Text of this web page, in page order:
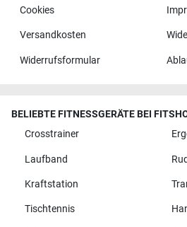
Cookies
Versandkosten
Widerrufsformular
BELIEBTE FITNESSGERÄTE BEI
Crosstrainer
Laufband
Kraftstation
Tischtennis